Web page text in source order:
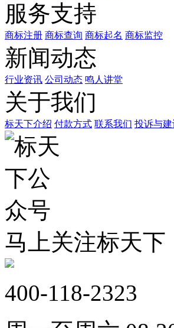
服务支持
商标注册 商标查询 商标起名 商标监控
新闻动态
行业资讯 公司动态 鸣人讲堂
关于我们
标天下介绍 付款方式 联系我们 投诉与建
马上关注标天
400-118-2323